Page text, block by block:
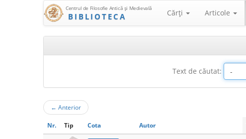
Centrul de Filosofie Antică şi Medievală
BIBLIOTECA Cărţi Articole
Text de căutat:
← Anterior
Nr. Tip Cota Autor